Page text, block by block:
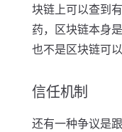
块链上可以查到
药，区块链本身
也不是区块链可
信任机制
还有一种争议是